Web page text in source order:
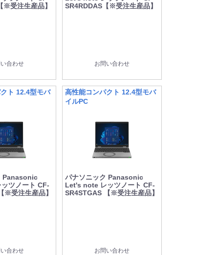
※受注生産品】
合わせ
SR4RDDAS【※受注生産品】
お問い合わせ
ト 12.4型モバ
Panasonic
ツノート CF-
※受注生産品】
合わせ
高性能コンパクト 12.4型モバ
イルPC
パナソニック Panasonic
Let's note レッツノート CF-
SR4STGAS 【※受注生産品】
お問い合わせ